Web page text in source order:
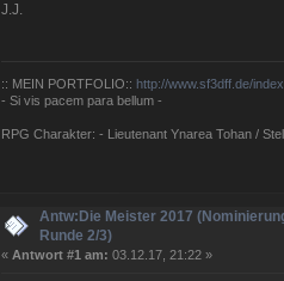
J.J.
:: MEIN PORTFOLIO:: http://www.sf3dff.de/
- Si vis pacem para bellum -
RPG Charakter: - Lieutenant Ynarea Tohan /
Antw:Die Meister 2017
Runde 2/3)
« Antwort #1 am: 03.12.17, 21:22 »